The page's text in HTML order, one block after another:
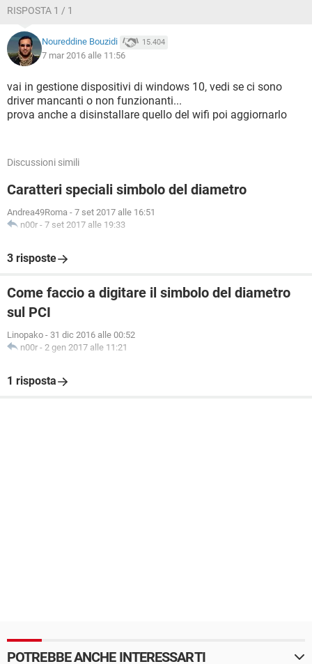
RISPOSTA 1 / 1
Noureddine Bouzidi 15.404
7 mar 2016 alle 11:56
vai in gestione dispositivi di windows 10, vedi se ci sono
driver mancanti o non funzionanti...
prova anche a disinstallare quello del wifi poi aggiornarlo
Discussioni simili
Caratteri speciali simbolo del diametro
Andrea49Roma - 7 set 2017 alle 16:51
n00r - 7 set 2017 alle 19:33
3 risposte
Come faccio a digitare il simbolo del diametro
sul PCI
Linopako - 31 dic 2016 alle 00:52
n00r - 2 gen 2017 alle 11:21
1 risposta
POTREBBE ANCHE INTERESSARTI